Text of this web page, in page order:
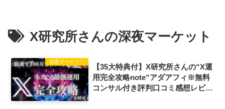
X研究所さんの深夜マーケット
深夜マーケット
【35大特典付】X研究所さんの“X運
用完全攻略note“アダアフィ※無料
コンサル付き評判口コミ感想レビュ